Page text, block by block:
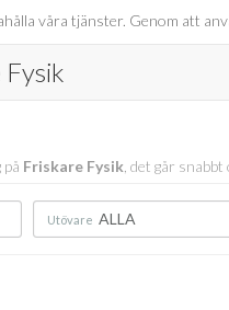
våra tjänster. Genom att
Friskare Fysik , det går
Utövare ALLA